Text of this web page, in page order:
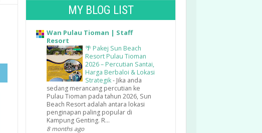
MY BLOG LIST
Wan Pulau Tioman | Staff
Resort
🌴 Pakej Sun Beach
Resort Pulau Tioman
2026 – Percutian Santai,
Harga Berbaloi & Lokasi
Strategik- Jika anda
sedang merancang percutian ke
Pulau Tioman pada tahun 2026, Sun
Beach Resort adalah antara lokasi
penginapan paling popular di
Kampung Genting. R...
8 months ago